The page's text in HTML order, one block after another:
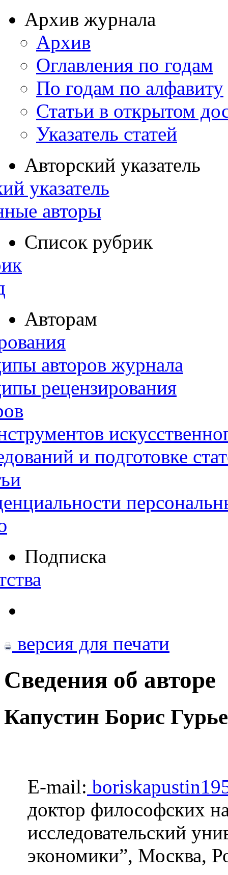
Архив журнала
Архив
Оглавления по годам
По годам по алфавиту
Статьи в открытом
Указатель статей
Авторский указатель
указатель
авторы
Список рубрик
Авторам
авторов журнала
рецензирования
и подготовке
Подписка
версия для печати
Сведения об авторе
Капустин Борис
E-mail:
доктор философских
исследовательский
экономики”, Москва,